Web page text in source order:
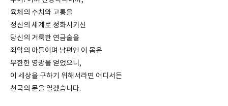
육체의 수치와 고통을
정신의 세계로 정화시키신
당신의 거룩한 연금술을
죄악의 아들이며 남편인 이 몸은
무한한 영광을 얻었으니,
이 세상을 구하기 위해서라면 어디서든
천국의 문을 열겠습니다.